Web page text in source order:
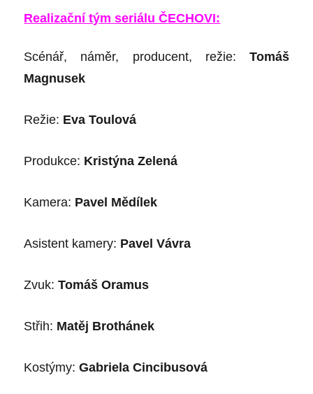
Realizační tým seriálu ČECHOVI:
Scénář, náměr, producent, režie: Tomáš
Magnusek
Režie: Eva Toulová
Produkce: Kristýna Zelená
Kamera: Pavel Mědílek
Asistent kamery: Pavel Vávra
Zvuk:Tomáš Oramus
Střih: Matěj Brothánek
Kostýmy:Gabriela Cincibusová